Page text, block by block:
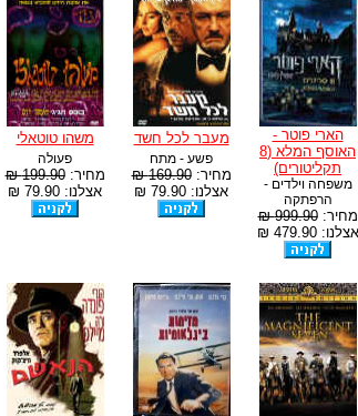
הארי פוטר -
האוסף המלא (8
תקליטורים)
משפחה וילדים -
הרפתקה
מחיר:999.90 ₪
אצלנו: 479.90 ₪
מעבר לכל חשד
פשע - מתח
מחיר:169.90 ₪
אצלנו: 79.90 ₪
משהו טוטאלי
פעולה
מחיר:199.90 ₪
אצלנו: 79.90 ₪